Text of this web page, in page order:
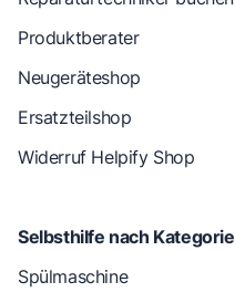
Produktberater
Neugeräteshop
Ersatzteilshop
Widerruf Helpify Shop
Selbsthilfe nach Kategorie
Spülmaschine